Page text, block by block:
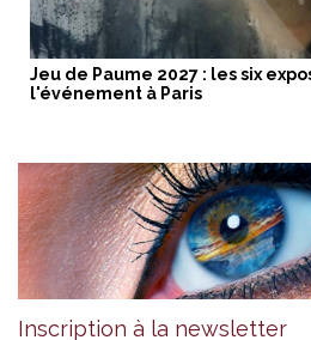
Jeu de Paume 2027 : les six
l'événement à Paris
Inscription à la newsletter